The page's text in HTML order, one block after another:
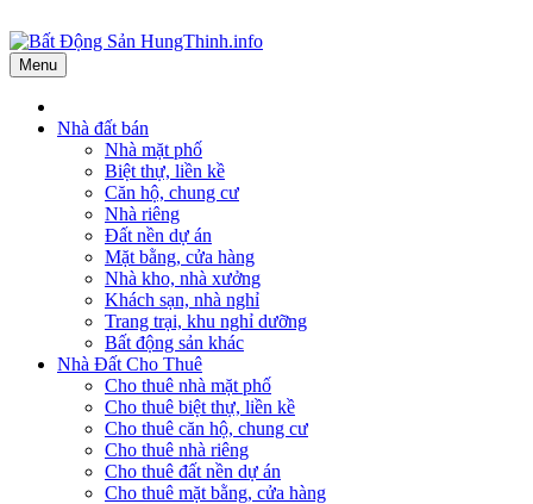
Menu
Nhà đất bán
Nhà mặt phố
Biệt thự, liền kề
Căn hộ, chung cư
Nhà riêng
Đất nền dự án
Mặt bằng, cửa hàng
Nhà kho, nhà xưởng
Khách sạn, nhà nghỉ
Trang trại, khu nghỉ dưỡng
Bất động sản khác
Nhà Đất Cho Thuê
Cho thuê nhà mặt phố
Cho thuê biệt thự, liền kề
Cho thuê căn hộ, chung cư
Cho thuê nhà riêng
Cho thuê đất nền dự án
Cho thuê mặt bằng, cửa hàng